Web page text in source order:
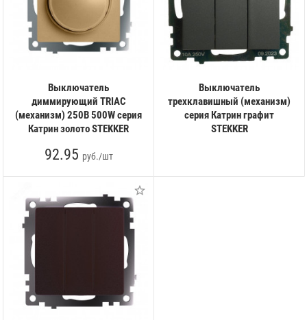
Выключатель
диммирующий TRIAC
(механизм) 250В 500W серия
Катрин золото STEKKER
92.95 руб./шт
Выключатель
трехклавишный (механизм)
серия Катрин графит
STEKKER